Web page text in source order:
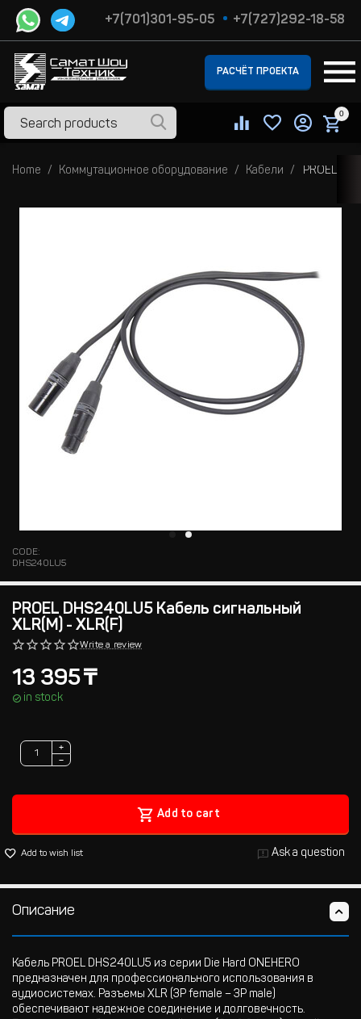
+7(701)301-95-05 +7(727)292-18-58
РАСЧЁТ ПРОЕКТА
0
Home Коммутационное оборудование Кабели
CODE:
DHS240LU5
PROEL DHS240LU5 Кабель сигнальный
XLR(M) - XLR(F)
Write a review
13 395₸
in stock
+
−
Add to cart
Add to wish list Ask a question
Описание
Кабель PROEL DHS240LU5 из серии Die Hard ONEHERO
предназначен для профессионального использования в
аудиосистемах. Разъемы XLR (3P female – 3P male)
обеспечивают надежное соединение и долговечность.